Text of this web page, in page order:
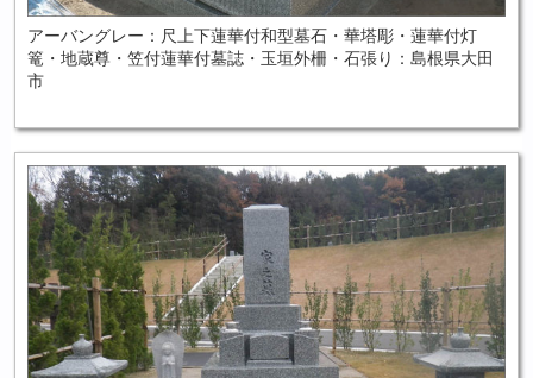
アーバングレー：尺上下蓮華付和型墓石・華塔彫・蓮華付灯
篭・地蔵尊・笠付蓮華付墓誌・玉垣外柵・石張り：島根県大田
市